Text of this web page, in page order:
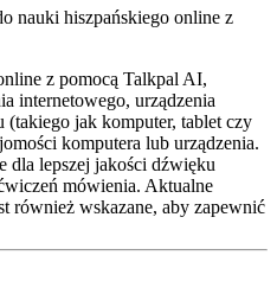
nauki hiszpańskiego online z
z pomocą Talkpal AI,
internetowego, urządzenia
(takiego jak komputer, tablet czy
komputera lub urządzenia.
dla lepszej jakości dźwięku
mówienia. Aktualne
również wskazane, aby zapewnić